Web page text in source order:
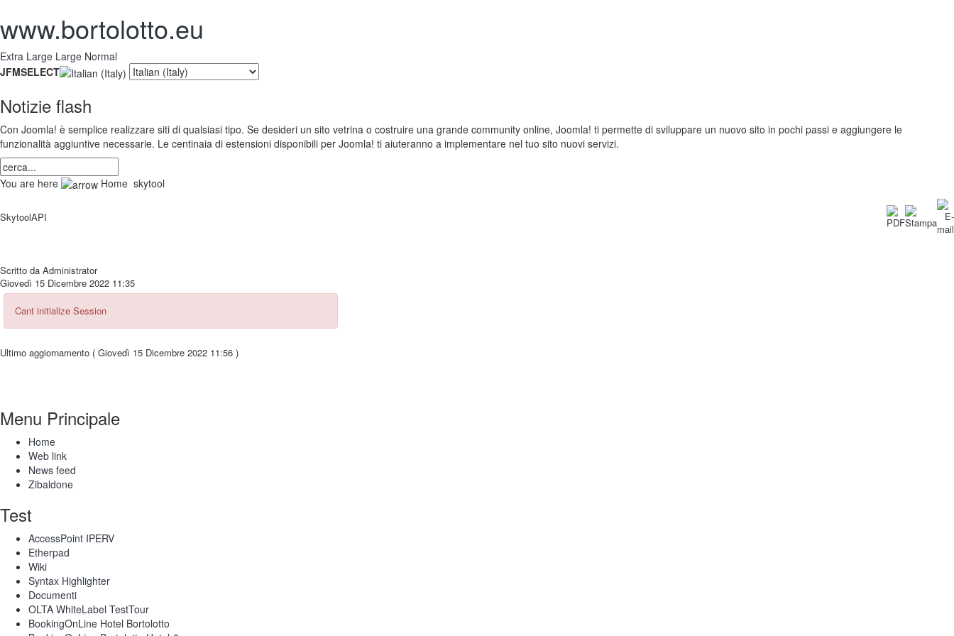
www.bortolotto.eu
Extra Large Large Normal
JFMSELECT
Notizie flash
Con Joomla! è semplice realizzare siti di qualsiasi tipo. Se desideri un sito vetrina o costruire una grande community online, Joomla! ti permette di sviluppare un nuovo sito in pochi passi e aggiungere le
funzionalità aggiuntive necessarie. Le centinaia di estensioni disponibili per Joomla! ti aiuteranno a implementare nel tuo sito nuovi servizi.
You are here Home skytool
SkytoolAPI
Scritto da Administrator
Giovedì 15 Dicembre 2022 11:35
Cant initialize Session
Ultimo aggiornamento ( Giovedì 15 Dicembre 2022 11:56 )
Menu Principale
Home
Web link
News feed
Zibaldone
Test
AccessPoint IPERV
Etherpad
Wiki
Syntax Highlighter
Documenti
OLTA WhiteLabel TestTour
BookingOnLine Hotel Bortolotto